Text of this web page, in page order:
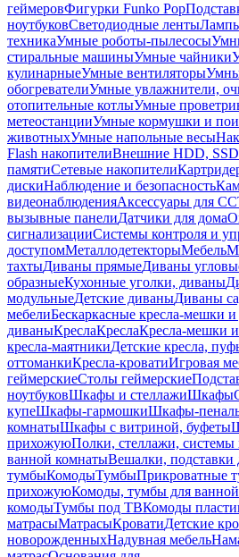
геймеровФигурки Funko Pop
ноутбуковСветодиодные ленты
техникаУмные роботы-пылесосы
стиральные машиныУмные чайники
кулинарныеУмные вентиляторы
обогревателиУмные увлажнители,
отопительные котлыУмные
метеостанцииУмные кормушки и
животныхУмные напольные весы
Flash накопителиВнешние HDD,
памятиСетевые накопители
дискиНаблюдение и безопасность
видеонаблюденияАксессуары для
вызывные панелиДатчики для дома
сигнализацииСистемы контроля и
доступомМеталлодетекторыМебель
тахтыДиваны прямыеДиваны
образныеКухонные уголки, диваны
модульныеДетские диваныДиваны
мебелиБескаркасные кресла-мешки
диваныКреслаКреслаКресла-мешки
кресла-маятникиДетские кресла,
оттоманкиКресла-кроватиИгровая
геймерскиеСтолы геймерские
ноутбуковШкафы и стеллажиШкафы
купеШкафы-гармошкиШкафы-
комнатыШкафы с витриной, буфеты
прихожуюПолки, стеллажи, системы
ванной комнатыВешалки, подставки
тумбыКомодыТумбыПрикроватные
прихожуюКомоды, тумбы для ванной
комодыТумбы под ТВКомоды
матрасыМатрасыКроватиДетские
новорожденныхНадувная мебель